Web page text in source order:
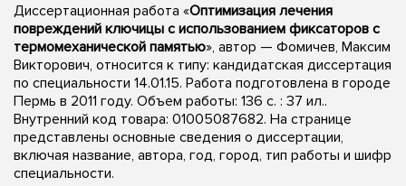
Диссертационная работа «Оптимизация лечения
повреждений ключицы с использованием фиксаторов с
термомеханической памятью», автор — Фомичев, Максим
Викторович, относится к типу: кандидатская диссертация
по специальности 14.01.15. Работа подготовлена в городе
Пермь в 2011 году. Объем работы: 136 с. : 37 ил..
Внутренний код товара: 01005087682. На странице
представлены основные сведения о диссертации,
включая название, автора, год, город, тип работы и шифр
специальности.